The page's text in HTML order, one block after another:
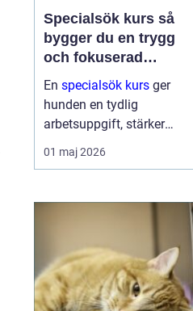
Specialsök kurs så
bygger du en trygg
och fokuserad
sökhund
En specialsök kurs ger
hunden en tydlig
arbetsuppgift, stärker
självförtroendet och
skapar ett bättre
och förare. Genom
specifika dofte...
01 maj 2026